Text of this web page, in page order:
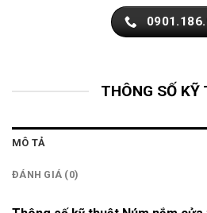
THÔNG SỐ KỸ
MÔ TẢ
ĐÁNH GIÁ (0)